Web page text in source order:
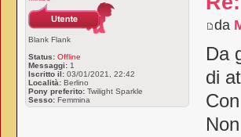
da
Da
di
Blank Flank
Status: Offline
Messaggi: 1
Iscritto il: 03/01/2021, 22:42
Località: Berlino
Pony preferito: Twilight Sparkle
Sesso: Femmina